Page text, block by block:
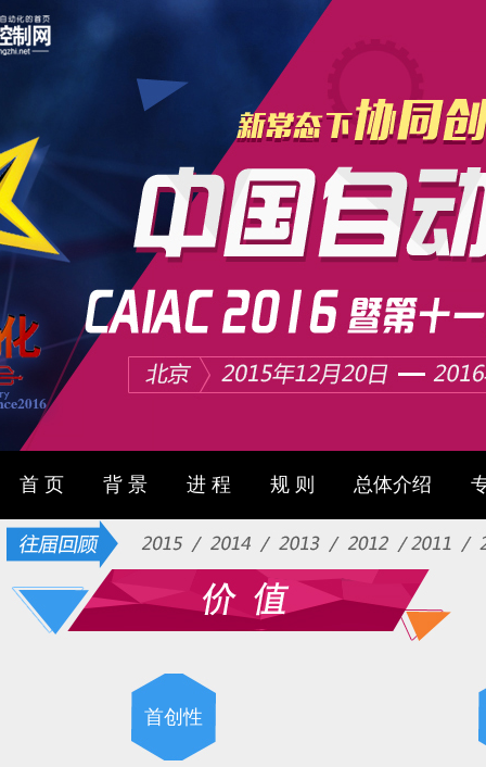
首 页 背 景 进 程 规 则 总体介绍
首创性